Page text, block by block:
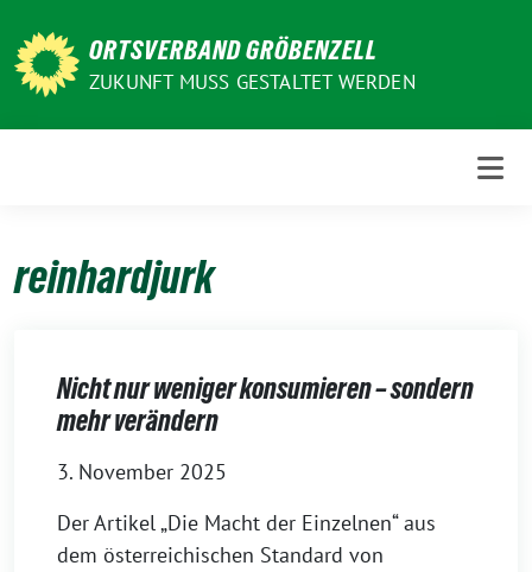
zum
Inhalt
ORTSVERBAND GRÖBENZELL
ZUKUNFT MUSS GESTALTET WERDEN
reinhardjurk
Nicht nur weniger konsumieren – sondern
mehr verändern
3. November 2025
Der Artikel „Die Macht der Einzelnen“ aus
dem österreichischen Standard von